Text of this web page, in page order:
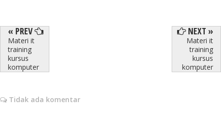
« PREV
Materi it
training
kursus
komputer
NEXT »
Materi it
training
kursus
komputer
Tidak ada komentar